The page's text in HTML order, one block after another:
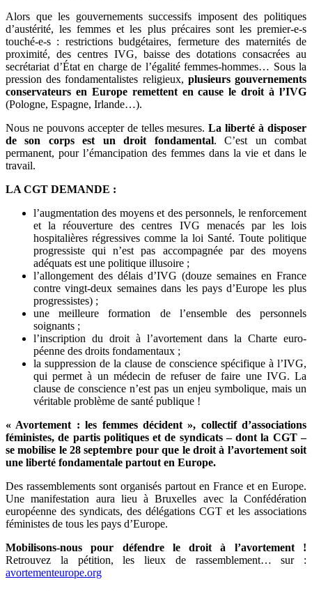
Alors que les gouvernements successifs imposent des poli­tiques
d’austérité, les femmes et les plus précaires sont les premier-e-s
touché-e-s : restrictions budgétaires, fermeture des maternités de
proximité, des centres IVG, baisse des dota­tions consacrées au
secrétariat d’État en charge de l’égalité femmes-hommes… Sous la
pression des fonda­mentalistes religieux, plusieurs gouvernements
conservateurs en Europe remettent en cause le droit à l’IVG
(Pologne, Espagne, Irlande…).
Nous ne pouvons accepter de telles mesures.La liberté à dis­poser
de son corps est un droit fondamental. C’est un combat
permanent, pour l’émancipation des femmes dans la vie et dans le
travail.
LA CGT DEMANDE :
l’augmentation des moyens et des personnels, le renfor­cement
et la réouverture des centres IVG menacés par les lois
hospitalières régressives comme la loi Santé. Toute politique
progressiste qui n’est pas accompagnée par des moyens
adéquats est une politique illusoire ;
l’allongement des délais d’IVG (douze semaines en France
contre vingt-deux semaines dans les pays d’Europe les plus
progressistes) ;
une meilleure formation de l’ensemble des personnels
soignants ;
l’inscription du droit à l’avortement dans la Charte euro­
péenne des droits fondamentaux ;
la suppression de la clause de conscience spécifique à l’IVG,
qui permet à un médecin de refuser de faire une IVG. La
clause de conscience n’est pas un enjeu symbolique, mais un
véritable problème de santé publique !
« Avortement : les femmes décident », collectif d’associations
féministes, de partis politiques et de syndicats – dont la CGT –
se mobilise le 28 septembre pour que le droit à l’avortement soit
une liberté fondamentale partout en Europe.
Des rassemblements sont organisés partout en France et en Europe.
Une manifestation aura lieu à Bruxelles avec la Confédération
européenne des syndicats, des délégations CGT et les associations
féministes de tous les pays d’Europe.
Mobilisons-nous pour défendre le droit à l’avortement !
Retrouvez la pétition, les lieux de rassemblement… sur :
avortementeurope.org